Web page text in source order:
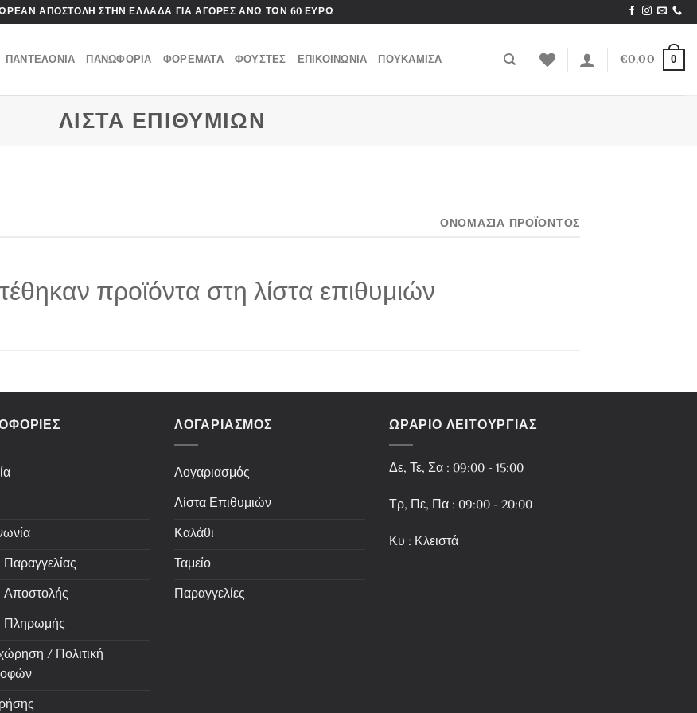
ΑΠΟΣΤΟΛΗ ΣΤΗΝ ΕΛΛΑΔΑ ΓΙΑ ΑΓΟΡΕΣ ΑΝΩ ΤΩΝ 60 ΕΥΡΩ
ΠΑΝΤΕΛΟΝΙΑ ΠΑΝΩΦΟΡΙΑ ΦΟΡΕΜΑΤΑ ΦΟΥΣΤΕΣ ΕΠΙΚΟΙΝΩΝΙΑ ΠΟΥΚΑΜΙΣΑ €0,00 0
ΛΙΣΤΑ ΕΠΙΘΥΜΙΩΝ
ΟΝΟΜΑΣΙΑ ΠΡΟΪΟΝΤΟΣ
προϊόντα στη λίστα επιθυμιών
Αποστολής
Πληρωμής
/ Πολιτική
ΛΟΓΑΡΙΑΣΜΟΣ
Λογαριασμός
Λίστα Επιθυμιών
Καλάθι
Ταμείο
Παραγγελίες
ΩΡΑΡΙΟ ΛΕΙΤΟΥΡΓΙΑΣ
Δε, Τε, Σα : 09:00 - 15:00
Τρ, Πε, Πα : 09:00 - 20:00
Κυ : Κλειστά